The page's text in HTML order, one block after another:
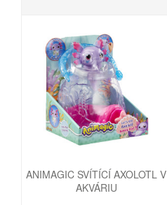
ANIMAGIC SVÍTÍCÍ AXOLOTL V
AKVÁRIU